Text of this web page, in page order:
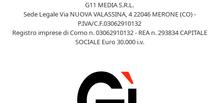
G11 MEDIA S.R.L.
Sede Legale Via NUOVA VALASSINA, 4 22046 MERONE (CO) -
P.IVA/C.F.03062910132
Registro imprese di Como n. 03062910132 - REA n. 293834 CAPITALE
SOCIALE Euro 30.000 i.v.